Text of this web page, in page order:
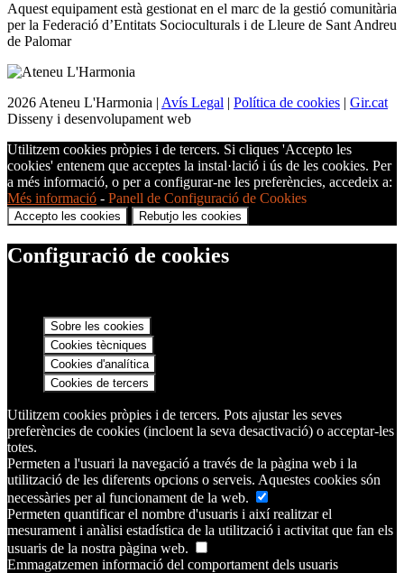
Aquest equipament està gestionat en el marc de la gestió comunitària
per la Federació d’Entitats Socioculturals i de Lleure de Sant Andreu
de Palomar
2026 Ateneu L'Harmonia | Avís Legal | Política de cookies | Gir.cat
Disseny i desenvolupament web
Utilitzem cookies pròpies i de tercers. Si cliques 'Accepto les
cookies' entenem que acceptes la instal·lació i ús de les cookies. Per
a més informació, o per a configurar-ne les preferències, accedeix a:
Més informació - Panell de Configuració de Cookies
Accepto les cookies Rebutjo les cookies
Configuració de cookies
Sobre les cookies
Cookies tècniques
Cookies d'analítica
Cookies de tercers
Utilitzem cookies pròpies i de tercers. Pots ajustar les seves
preferències de cookies (incloent la seva desactivació) o acceptar-les
totes.
Permeten a l'usuari la navegació a través de la pàgina web i la
utilització de les diferents opcions o serveis. Aquestes cookies són
necessàries per al funcionament de la web.
Permeten quantificar el nombre d'usuaris i així realitzar el
mesurament i anàlisi estadística de la utilització i activitat que fan els
usuaris de la nostra pàgina web.
Emmagatzemen informació del comportament dels usuaris